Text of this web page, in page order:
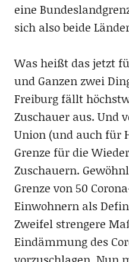
eine
sich also beide
Was heißt das jetzt
und Ganzen zwei
Freiburg fällt
Zuschauer aus. Und
Union (und auch für
Grenze für die
Zuschauern.
Grenze von 50
Einwohnern als
Zweifel strengere
Eindämmung des